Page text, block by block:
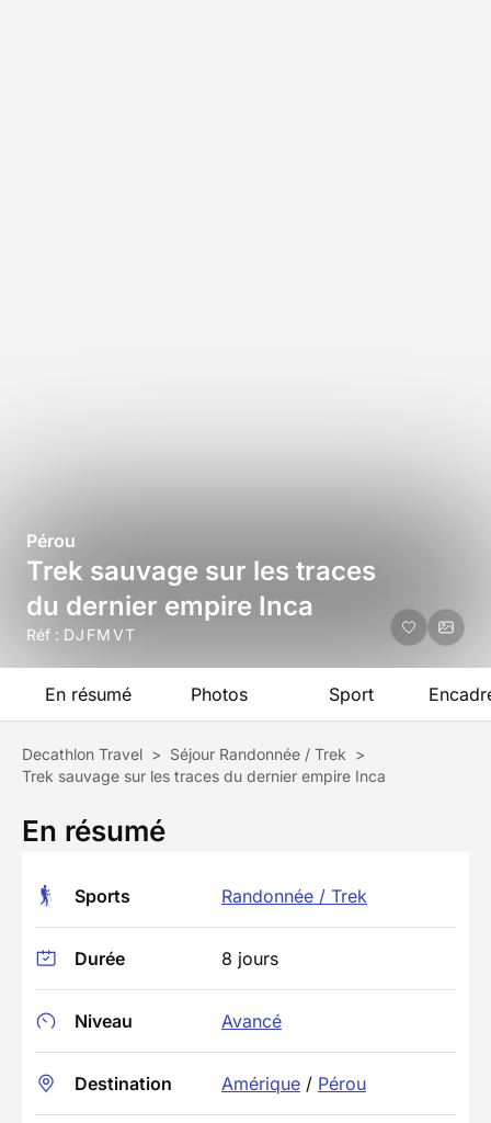
Pérou
Trek sauvage sur les traces
du dernier empire Inca
Réf : DJFMVT
En résumé Photos Sport
Decathlon Travel > Séjour Randonnée / Trek >
Trek sauvage sur les traces du dernier empire Inca
En résumé
Sports Randonnée / Trek
Durée 8 jours
Niveau Avancé
Destination Amérique / Pérou